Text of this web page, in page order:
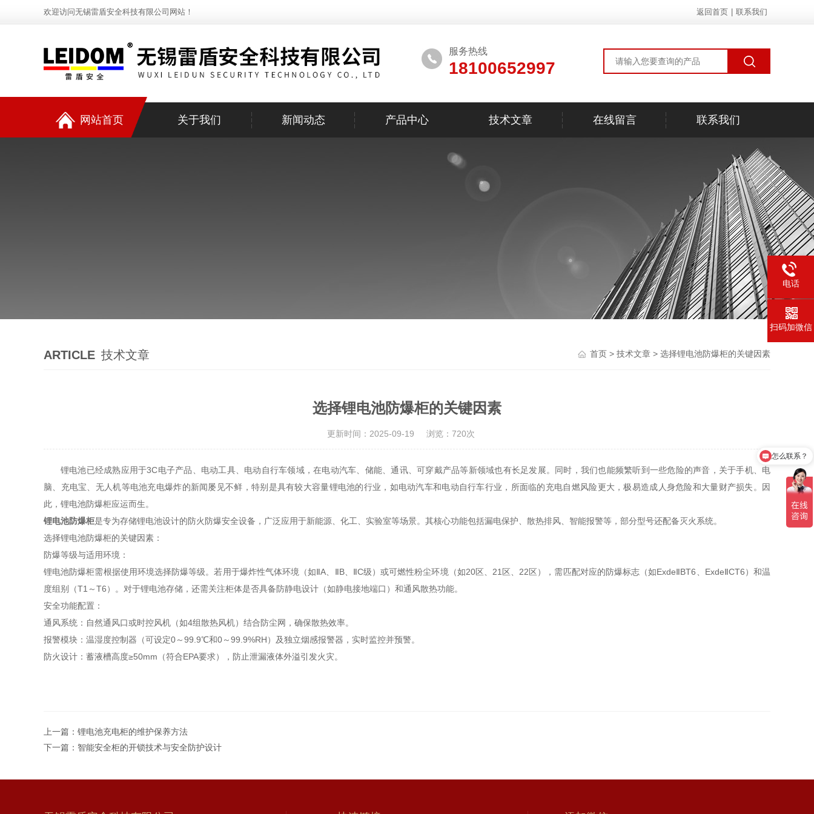
欢迎访问无锡雷盾安全科技有限公司网站！ 返回首页 联系我们
服务热线
18100652997
网站首页 关于我们 新闻动态 产品中心 技术文章 在线留言 联系我们
怎么联系？
ARTICLE 技术文章 首页 > 技术文章 > 选择锂电池防爆柜的关键因素
选择锂电池防爆柜的关键因素
更新时间：2025-09-19 浏览：720次
锂电池已经成熟应用于3C电子产品、电动工具、电动自行车领域，在电动汽车、储能、通讯、可穿戴产品等新领域也有长足发展。同时，我们也能频繁听到一些危险的声音，关于手机、电
脑、充电宝、无人机等电池充电爆炸的新闻屡见不鲜，特别是具有较大容量锂电池的行业，如电动汽车和电动自行车行业，所面临的充电自燃风险更大，极易造成人身危险和大量财产损失。因
此，锂电池防爆柜应运而生。
锂电池防爆柜是专为存储锂电池设计的防火防爆安全设备，广泛应用于新能源、化工、实验室等场景。其核心功能包括漏电保护、散热排风、智能报警等，部分型号还配备灭火系统‌。
选择锂电池防爆柜的关键因素：
防爆等级与适用环境‌：
锂电池防爆柜需根据使用环境选择防爆等级。若用于爆炸性气体环境（如ⅡA、ⅡB、ⅡC级）或可燃性粉尘环境（如20区、21区、22区），需匹配对应的防爆标志（如ExdeⅡBT6、ExdeⅡCT6）和温
度组别（T1～T6）‌。对于锂电池存储，还需关注柜体是否具备防静电设计（如静电接地端口）和通风散热功能‌。
安全功能配置：‌
‌通风系统‌：自然通风口或时控风机（如4组散热风机）结合防尘网，确保散热效率‌。
‌报警模块‌：温湿度控制器（可设定0～99.9℃和0～99.9%RH）及独立烟感报警器，实时监控并预警‌。
‌防火设计‌：蓄液槽高度≥50mm（符合EPA要求），防止泄漏液体外溢引发火灾‌。
上一篇： 锂电池充电柜的维护保养方法
下一篇： 智能安全柜的开锁技术与安全防护设计
电话
扫码加微信